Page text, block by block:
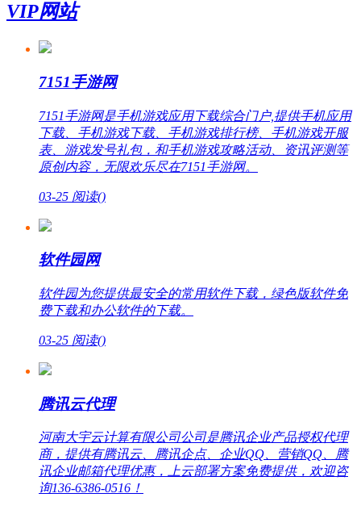
VIP网站
7151手游网
7151手游网是手机游戏应用下载综合门户,提供手机应用
下载、手机游戏下载、手机游戏排行榜、手机游戏开服
表、游戏发号礼包，和手机游戏攻略活动、资讯评测等
原创内容，无限欢乐尽在7151手游网。
03-25 阅读()
软件园网
软件园为您提供最安全的常用软件下载，绿色版软件免
费下载和办公软件的下载。
03-25 阅读()
腾讯云代理
河南大宇云计算有限公司公司是腾讯企业产品授权代理
商，提供有腾讯云、腾讯企点、企业QQ、营销QQ、腾
讯企业邮箱代理优惠，上云部署方案免费提供，欢迎咨
询136-6386-0516！